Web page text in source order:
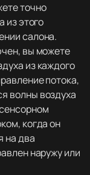
точно
из этого
салона.
вы можете
из каждого
потока,
волны воздуха
когда он
на два
наружу или